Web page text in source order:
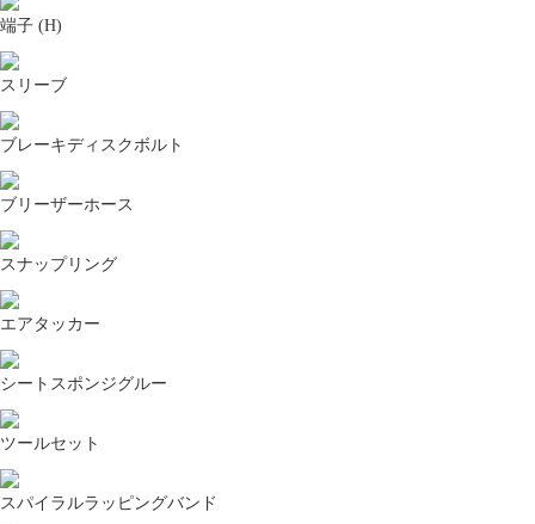
端子 (H)
スリーブ
ブレーキディスクボルト
ブリーザーホース
スナップリング
エアタッカー
シートスポンジグルー
ツールセット
スパイラルラッピングバンド